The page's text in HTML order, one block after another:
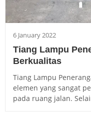
6 January 2022
Tiang Lampu
Berkualitas
Tiang Lampu
elemen yang sangat
pada ruang jalan.